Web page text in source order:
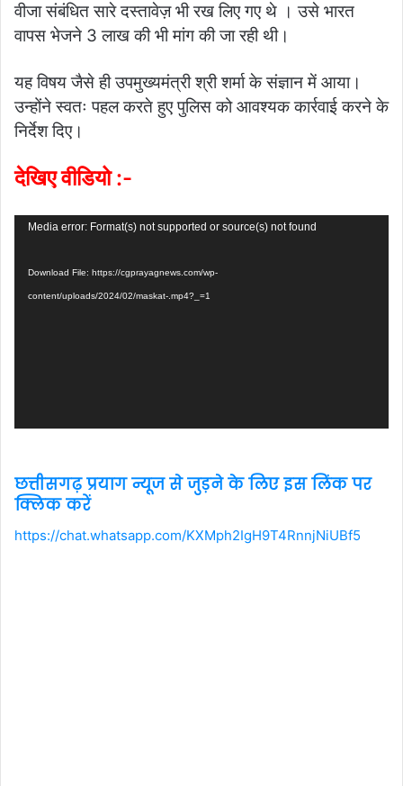
वीजा संबंधित सारे दस्तावेज़ भी रख लिए गए थे । उसे भारत
वापस भेजने 3 लाख की भी मांग की जा रही थी।
यह विषय जैसे ही उपमुख्यमंत्री श्री शर्मा के संज्ञान में आया।
उन्होंने स्वतः पहल करते हुए पुलिस को आवश्यक कार्रवाई करने के
निर्देश दिए।
देखिए वीडियो :-
Video
Media error: Format(s) not supported or source(s) not found
Download File: https://cgprayagnews.com/wp-
content/uploads/2024/02/maskat-.mp4?_=1
छत्तीसगढ़ प्रयाग न्यूज से जुड़ने के लिए इस लिंक पर
क्लिक करें
https://chat.whatsapp.com/KXMph2IgH9T4RnnjNiUBf5